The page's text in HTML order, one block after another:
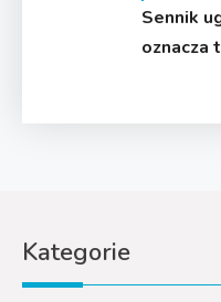
Sennik
oznacza
Kategorie